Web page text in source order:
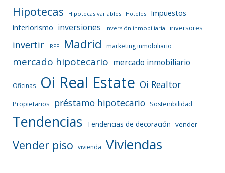
Hipotecas Hipotecas variables Hoteles
Impuestos
interiorismo inversiones Inversión inmobiliaria inversores
invertir IRPF Madrid marketing inmobiliario
mercado hipotecario mercado inmobiliario
Oficinas Oi Real Estate Oi Realtor
Propietarios préstamo hipotecario Sostenibilidad
Tendencias Tendencias de decoración vender
Vender piso vivienda Viviendas